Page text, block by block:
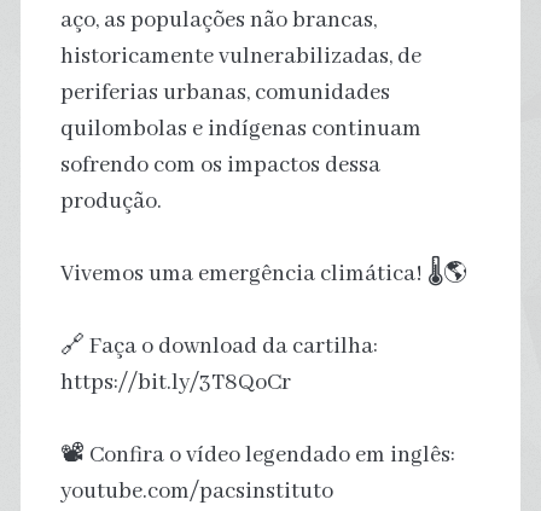
aço, as populações não brancas,
historicamente vulnerabilizadas, de
periferias urbanas, comunidades
quilombolas e indígenas continuam
sofrendo com os impactos dessa
produção.
Vivemos uma emergência climática! 🌡️🌎
🔗 Faça o download da cartilha:
https://bit.ly/3T8QoCr
📽 Confira o vídeo legendado em inglês:
youtube.com/pacsinstituto